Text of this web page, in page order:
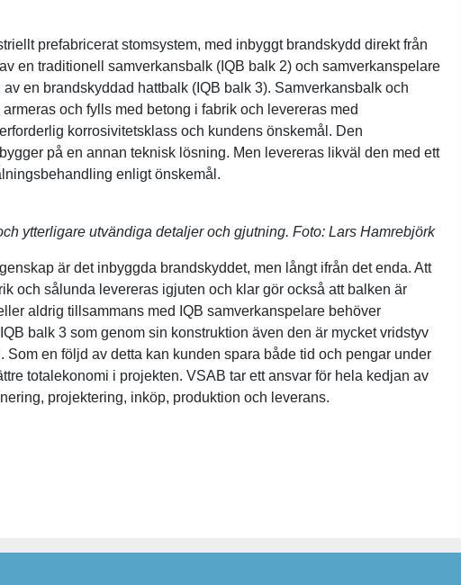
prefabricerat stomsystem, med inbyggt brandskydd direkt från
en traditionell samverkansbalk (IQB balk 2) och samverkanspelare
en brandskyddad hattbalk (IQB balk 3). Samverkansbalk och
och fylls med betong i fabrik och levereras med
korrosivitetsklass och kundens önskemål. Den
på en annan teknisk lösning. Men levereras likväl den med ett
enligt önskemål.
ytterligare utvändiga detaljer och gjutning. Foto: Lars Hamrebjörk
är det inbyggda brandskyddet, men långt ifrån det enda. Att
och sålunda levereras igjuten och klar gör också att balken är
aldrig tillsammans med IQB samverkanspelare behöver
balk 3 som genom sin konstruktion även den är mycket vridstyv
Som en följd av detta kan kunden spara både tid och pengar under
totalekonomi i projekten. VSAB tar ett ansvar för hela kedjan av
projektering, inköp, produktion och leverans.